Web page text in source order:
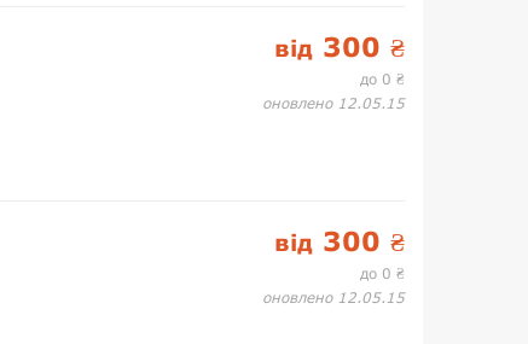
від 300 ₴
до 0 ₴
оновлено 12.05.15
від 300 ₴
до 0 ₴
оновлено 12.05.15